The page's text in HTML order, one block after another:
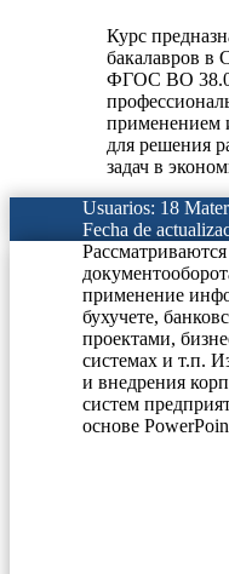
Курс
бакалавров в
ФГОС ВО
применением
для решения
задач в
Usuarios: 18
Fecha de
применение
бухучете,
проектами,
системах и т.п.
и внедрения
систем
основе